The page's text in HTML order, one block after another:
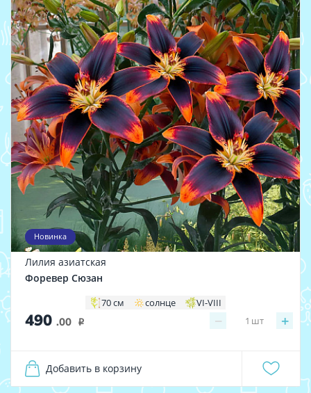
Новинка
Лилия азиатская
Форевер Сюзан
70 см солнце VI-VIII
490 .00 i − +
1 шт
Добавить в корзину